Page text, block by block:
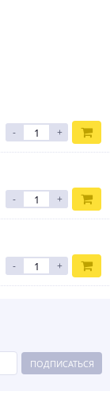
- +
- +
- +
ПОДПИСАТЬСЯ